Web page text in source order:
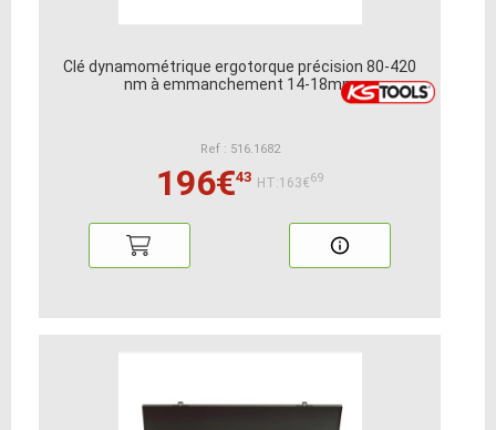
Clé dynamométrique ergotorque précision 80-420
nm à emmanchement 14-18mm
Ref : 516.1682
196€43 HT:163€69